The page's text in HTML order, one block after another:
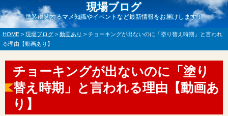
現場ブログ
塗装に関するマメ知識やイベントなど最新情報をお届けします！
HOME > 現場ブログ > 動画あり > チョーキングが出ないのに「塗り替え時期」と言われ
る理由【動画あり】
チョーキングが出ないのに「塗り
替え時期」と言われる理由【動画あ
り】